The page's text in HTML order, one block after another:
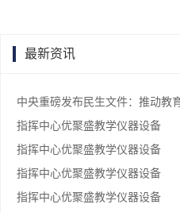
最新资讯
指挥中心优聚盛教学仪器设备
指挥中心优聚盛教学仪器设备
指挥中心优聚盛教学仪器设备
指挥中心优聚盛教学仪器设备